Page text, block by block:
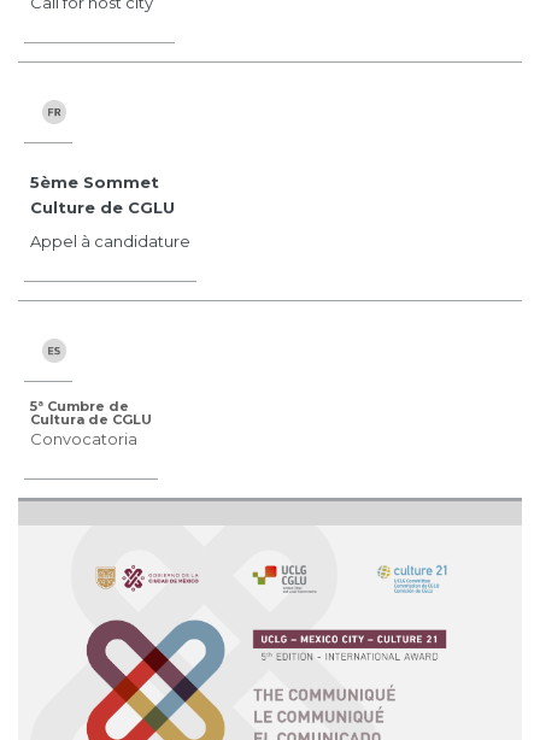
5ème Sommet
Culture de CGLU
Appel à candidature
5ª Cumbre de
Cultura de CGLU
Convocatoria